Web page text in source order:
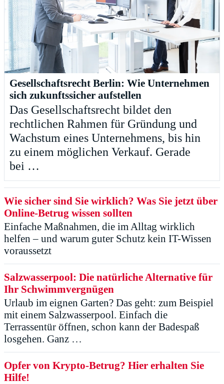
Gesellschaftsrecht Berlin: Wie Unternehmen
sich zukunftssicher aufstellen
Das Gesellschaftsrecht bildet den
rechtlichen Rahmen für Gründung und
Wachstum eines Unternehmens, bis hin
zu einem möglichen Verkauf. Gerade
bei …
Wie sicher sind Sie wirklich? Was Sie jetzt über
Online-Betrug wissen sollten
Einfache Maßnahmen, die im Alltag wirklich
helfen – und warum guter Schutz kein IT-Wissen
voraussetzt
Salzwasserpool: Die natürliche Alternative für
Ihr Schwimmvergnügen
Urlaub im eignen Garten? Das geht: zum Beispiel
mit einem Salzwasserpool. Einfach die
Terrassentür öffnen, schon kann der Badespaß
losgehen. Ganz …
Opfer von Krypto-Betrug? Hier erhalten Sie
Hilfe!